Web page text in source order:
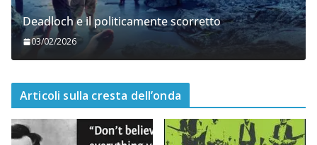
Deadloch e il politicamente scorretto
03/02/2026
Articoli sulla cresta dell’onda